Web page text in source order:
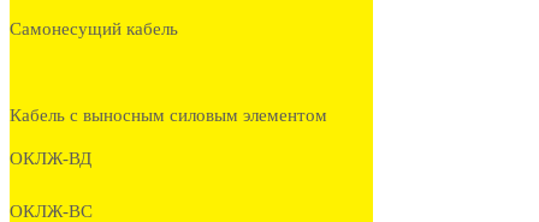
Самонесущий кабель
Кабель с выносным силовым элементом
ОКЛЖ-ВД
ОКЛЖ-ВС